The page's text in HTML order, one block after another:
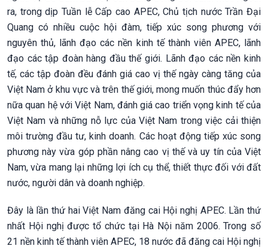
ra, trong dịp Tuần lễ Cấp cao APEC, Chủ tịch nước Trần Đại
Quang có nhiều cuộc hội đàm, tiếp xúc song phương với
nguyên thủ, lãnh đạo các nền kinh tế thành viên APEC, lãnh
đạo các tập đoàn hàng đầu thế giới. Lãnh đạo các nền kinh
tế, các tập đoàn đều đánh giá cao vị thế ngày càng tăng của
Việt Nam ở khu vực và trên thế giới, mong muốn thúc đẩy hơn
nữa quan hệ với Việt Nam, đánh giá cao triển vọng kinh tế của
Việt Nam và những nỗ lực của Việt Nam trong việc cải thiện
môi trường đầu tư, kinh doanh. Các hoạt động tiếp xúc song
phương này vừa góp phần nâng cao vị thế và uy tín của Việt
Nam, vừa mang lại những lợi ích cụ thể, thiết thực đối với đất
nước, người dân và doanh nghiệp.
Đây là lần thứ hai Việt Nam đăng cai Hội nghị APEC. Lần thứ
nhất Hội nghị được tổ chức tại Hà Nội năm 2006. Trong số
21 nền kinh tế thành viên APEC, 18 nước đã đăng cai Hội nghị